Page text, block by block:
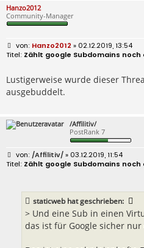
Hanzo2012
Community-Manager
B
e
r
a
g
Hanzo2012 » 02.12.2019, 13:54
Zählt google Subdomains noch
Lustigerweise wurde dieser
ausgebuddelt.
/Affilitiv/
PostRank 7
B
e
/Affilitiv/» 03.12.2019, 11:54
Zählt google Subdomains noch
staticwebhat geschrieben:
> Und eine Sub in einen
das ist für Google sicher